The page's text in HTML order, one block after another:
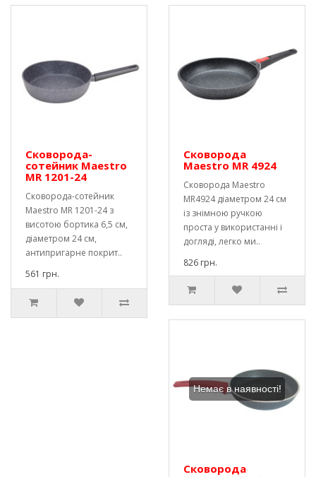
Сковорода-
сотейник Maestro
MR 1201-24
Сковорода-сотейник
Maestro MR 1201-24 з
висотою бортика 6,5 см,
діаметром 24 см,
антипригарне покрит..
561 грн.
Сковорода
Maestro MR 4924
Сковорода Maestro
MR4924 діаметром 24 см
із знімною ручкою
проста у використанні і
догляді, легко ми..
826 грн.
Немає в наявності!
Сковорода